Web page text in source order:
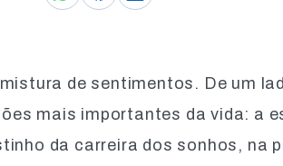
de sentimentos. De um
mais importantes da vida: a
da carreira dos sonhos, na